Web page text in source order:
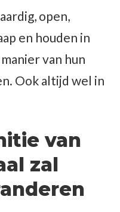
open,
en houden in
van hun
Ook altijd wel in
van
zal